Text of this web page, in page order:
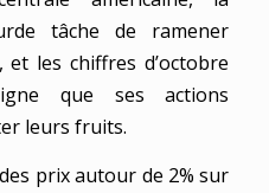
tâche de ramener
et les chiffres d’octobre
que ses actions
leurs fruits.
prix autour de 2% sur